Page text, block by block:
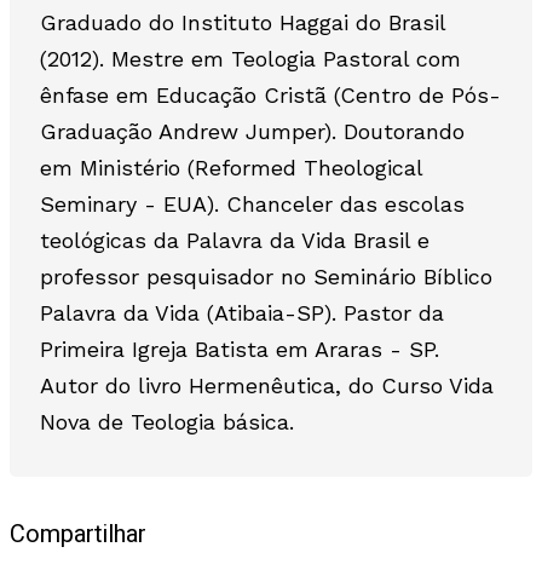
Graduado do Instituto Haggai do Brasil
(2012). Mestre em Teologia Pastoral com
ênfase em Educação Cristã (Centro de Pós-
Graduação Andrew Jumper). Doutorando
em Ministério (Reformed Theological
Seminary - EUA). Chanceler das escolas
teológicas da Palavra da Vida Brasil e
professor pesquisador no Seminário Bíblico
Palavra da Vida (Atibaia-SP). Pastor da
Primeira Igreja Batista em Araras - SP.
Autor do livro Hermenêutica, do Curso Vida
Nova de Teologia básica.
Compartilhar